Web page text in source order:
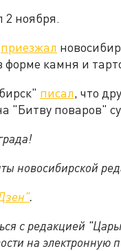
2 ноября.
приезжал
камня и
писал, что
"Битву поваров"
новосибирской
.
с редакцией
на электронную